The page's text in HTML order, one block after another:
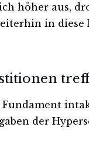
höher aus,
in diese
der